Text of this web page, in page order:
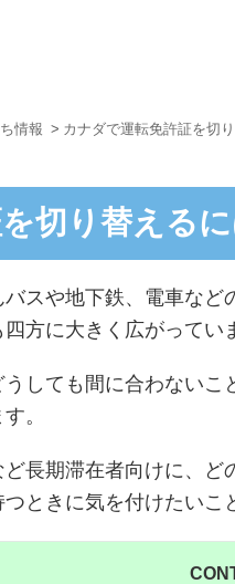
情報 カナダで運転免許証を切
切り替える
スや地下鉄、電車な
方に大きく広がってい
しても間に合わない
。
長期滞在者向けに、
ときに気を付けたいこ